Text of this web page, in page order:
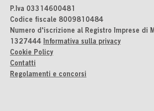
P.Iva 03314600481
Codice fiscale 8009810484
Numero d'iscrizione al Registro Imprese di
1327444 Informativa sulla privacy
Cookie Policy
Contatti
Regolamenti e concorsi